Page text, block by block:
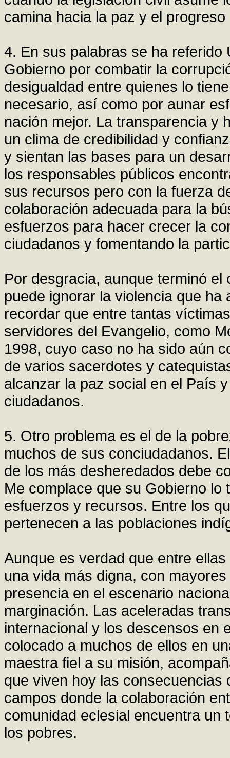
camina hacia la paz y el
4. En sus palabras se ha referido
Gobierno por combatir la
desigualdad entre quienes lo
necesario, así como por aunar
nación mejor. La transparencia y
un clima de credibilidad y
y sientan las bases para un
los responsables públicos
sus recursos pero con la fuerza
colaboración adecuada para la
esfuerzos para hacer crecer la
ciudadanos y fomentando la
Por desgracia, aunque terminó
puede ignorar la violencia que
recordar que entre tantas
servidores del Evangelio, como
1998, cuyo caso no ha sido aún
de varios sacerdotes y
alcanzar la paz social en el País
ciudadanos.
5. Otro problema es el de la
muchos de sus conciudadanos.
de los más desheredados debe
Me complace que su Gobierno
esfuerzos y recursos. Entre los
pertenecen a las poblaciones
Aunque es verdad que entre
una vida más digna, con
presencia en el escenario
marginación. Las aceleradas
internacional y los descensos en
colocado a muchos de ellos en
maestra fiel a su misión,
que viven hoy las
campos donde la colaboración
comunidad eclesial encuentra un
los pobres.